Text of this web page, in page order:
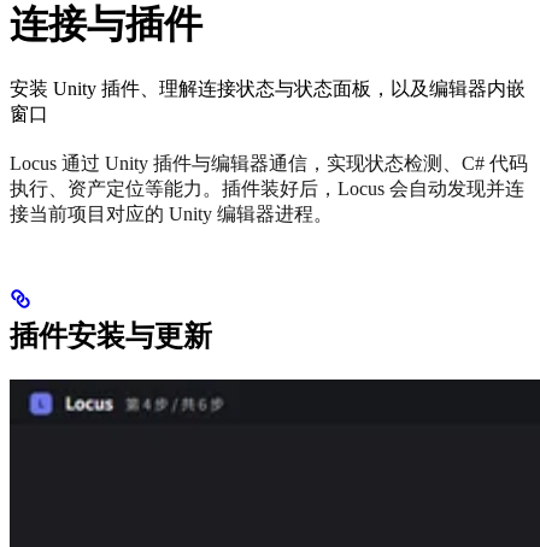
连接与插件
安装 Unity 插件、理解连接状态与状态面板，以及编辑器内嵌
窗口
Locus 通过 Unity 插件与编辑器通信，实现状态检测、C# 代码
执行、资产定位等能力。插件装好后，Locus 会自动发现并连
接当前项目对应的 Unity 编辑器进程。
插件安装与更新